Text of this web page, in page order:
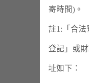
寄時間)。
註1:「合
登記」或
址如下：